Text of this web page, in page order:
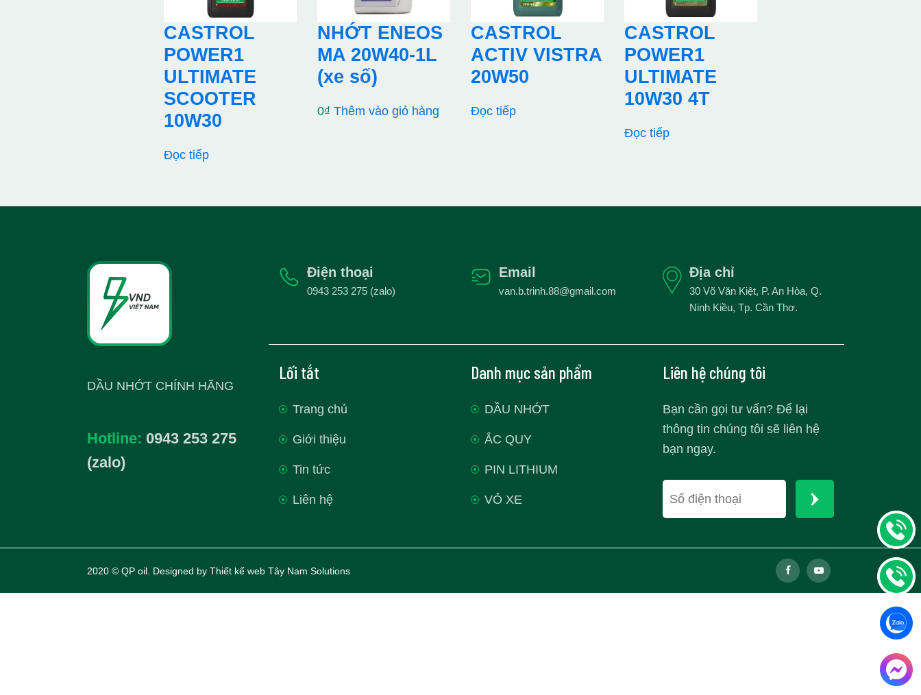
CASTROL
POWER1
ULTIMATE
SCOOTER
10W30
Đọc tiếp
NHỚT ENEOS
MA 20W40-1L
(xe số)
0₫ Thêm vào giỏ hàng
CASTROL
ACTIV VISTRA
20W50
Đọc tiếp
CASTROL
POWER1
ULTIMATE
10W30 4T
Đọc tiếp
DẦU NHỚT CHÍNH HÃNG
Hotline: 0943 253 275
(zalo)
Điện thoại
0943 253 275 (zalo)
Email
van.b.trinh.88@gmail.com
Địa chỉ
30 Võ Văn Kiệt, P. An Hòa, Q.
Ninh Kiều, Tp. Cần Thơ.
Lối tắt
Trang chủ
Giới thiệu
Tin tức
Liên hệ
Danh mục sản phẩm
DẦU NHỚT
ẮC QUY
PIN LITHIUM
VỎ XE
Liên hệ chúng tôi
Bạn cần gọi tư vấn? Để lại
thông tin chúng tôi sẽ liên hệ
bạn ngay.
2020 © QP oil. Designed by Thiết kế web Tây Nam Solutions